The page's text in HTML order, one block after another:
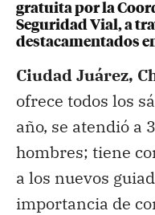
gratuita por la
Seguridad Vial, a
destacamentados
Ciudad Juárez,
ofrece todos los
año, se atendió a
hombres; tiene
a los nuevos
importancia de